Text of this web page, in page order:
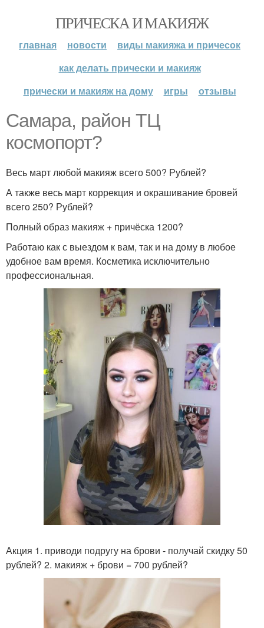
ПРИЧЕСКА И МАКИЯЖ
главная новости
виды макияжа и причесок
как делать прически и макияж
прически и макияж на дому
игры отзывы
Самара, район ТЦ
космопорт?
Весь март любой макияж всего 500? Рублей?
А также весь март коррекция и окрашивание бровей
всего 250? Рублей?
Полный образ макияж + причёска 1200?
Работаю как с выездом к вам, так и на дому в любое
удобное вам время. Косметика исключительно
профессиональная.
Акция 1. приводи подругу на брови - получай скидку 50
рублей? 2. макияж + брови = 700 рублей?